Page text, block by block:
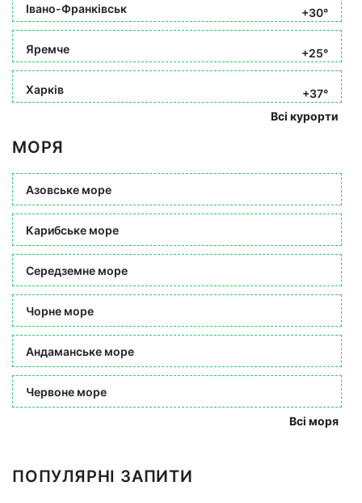
Івано-Франківськ +30°
Яремче +25°
Харків
+37°
Всі курорти
МОРЯ
Азовське море
Карибське море
Середземне море
Чорне море
Андаманське море
Червоне море
Всі моря
ПОПУЛЯРНІ ЗАПИТИ